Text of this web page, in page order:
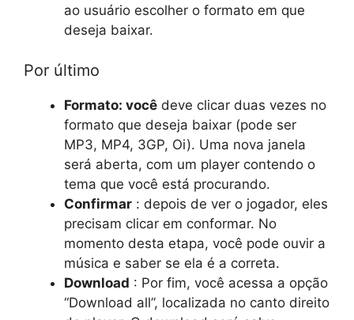
ao usuário escolher o formato em que
deseja baixar.
Por último
Formato: você deve clicar duas vezes no
formato que deseja baixar (pode ser
MP3, MP4, 3GP, Oi). Uma nova janela
será aberta, com um player contendo o
tema que você está procurando.
Confirmar : depois de ver o jogador, eles
precisam clicar em conformar. No
momento desta etapa, você pode ouvir a
música e saber se ela é a correta.
Download : Por fim, você acessa a opção
“Download all”, localizada no canto direito